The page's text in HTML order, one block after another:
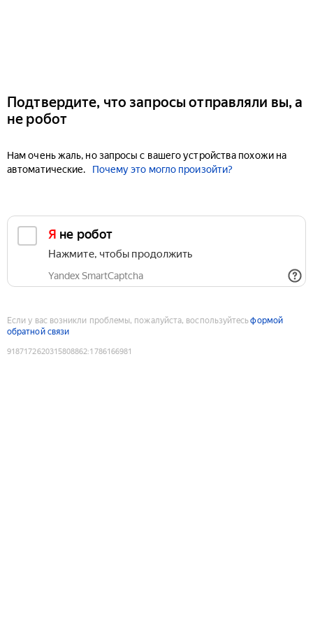
Подтвердите, что запросы отправляли вы, а
не робот
Нам очень жаль, но запросы с вашего устройства похожи на
автоматические.
Почему это могло произойти?
Я не робот
Нажмите, чтобы продолжить
Yandex SmartCaptcha
Если у вас возникли проблемы, пожалуйста, воспользуйтесьформой
обратной связи
9187172620315808862:1786166981